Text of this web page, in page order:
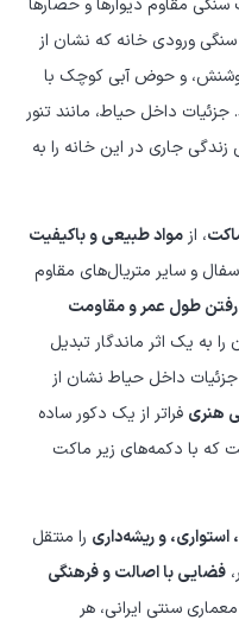
سنگی مقاوم دیوارها و حصارها
ورودی خانه که نشان از
روشنش، و حوض آبی کوچک با
داخل حیاط، مانند تنور
جاری در این خانه را به
، از مواد طبیعی و باکیفیت
و سایر متریال‌های مقاوم
رفتن طول عمر و مقاومت
به یک اثر ماندگار تبدیل
داخل حیاط نشان از
هنری فراتر از یک دکور ساده
که با دکمه‌های زیر ماکت
استواری، و ریشه‌داری را منتقل
فضایی با اصالت و فرهنگی
سنتی ایرانی، هر